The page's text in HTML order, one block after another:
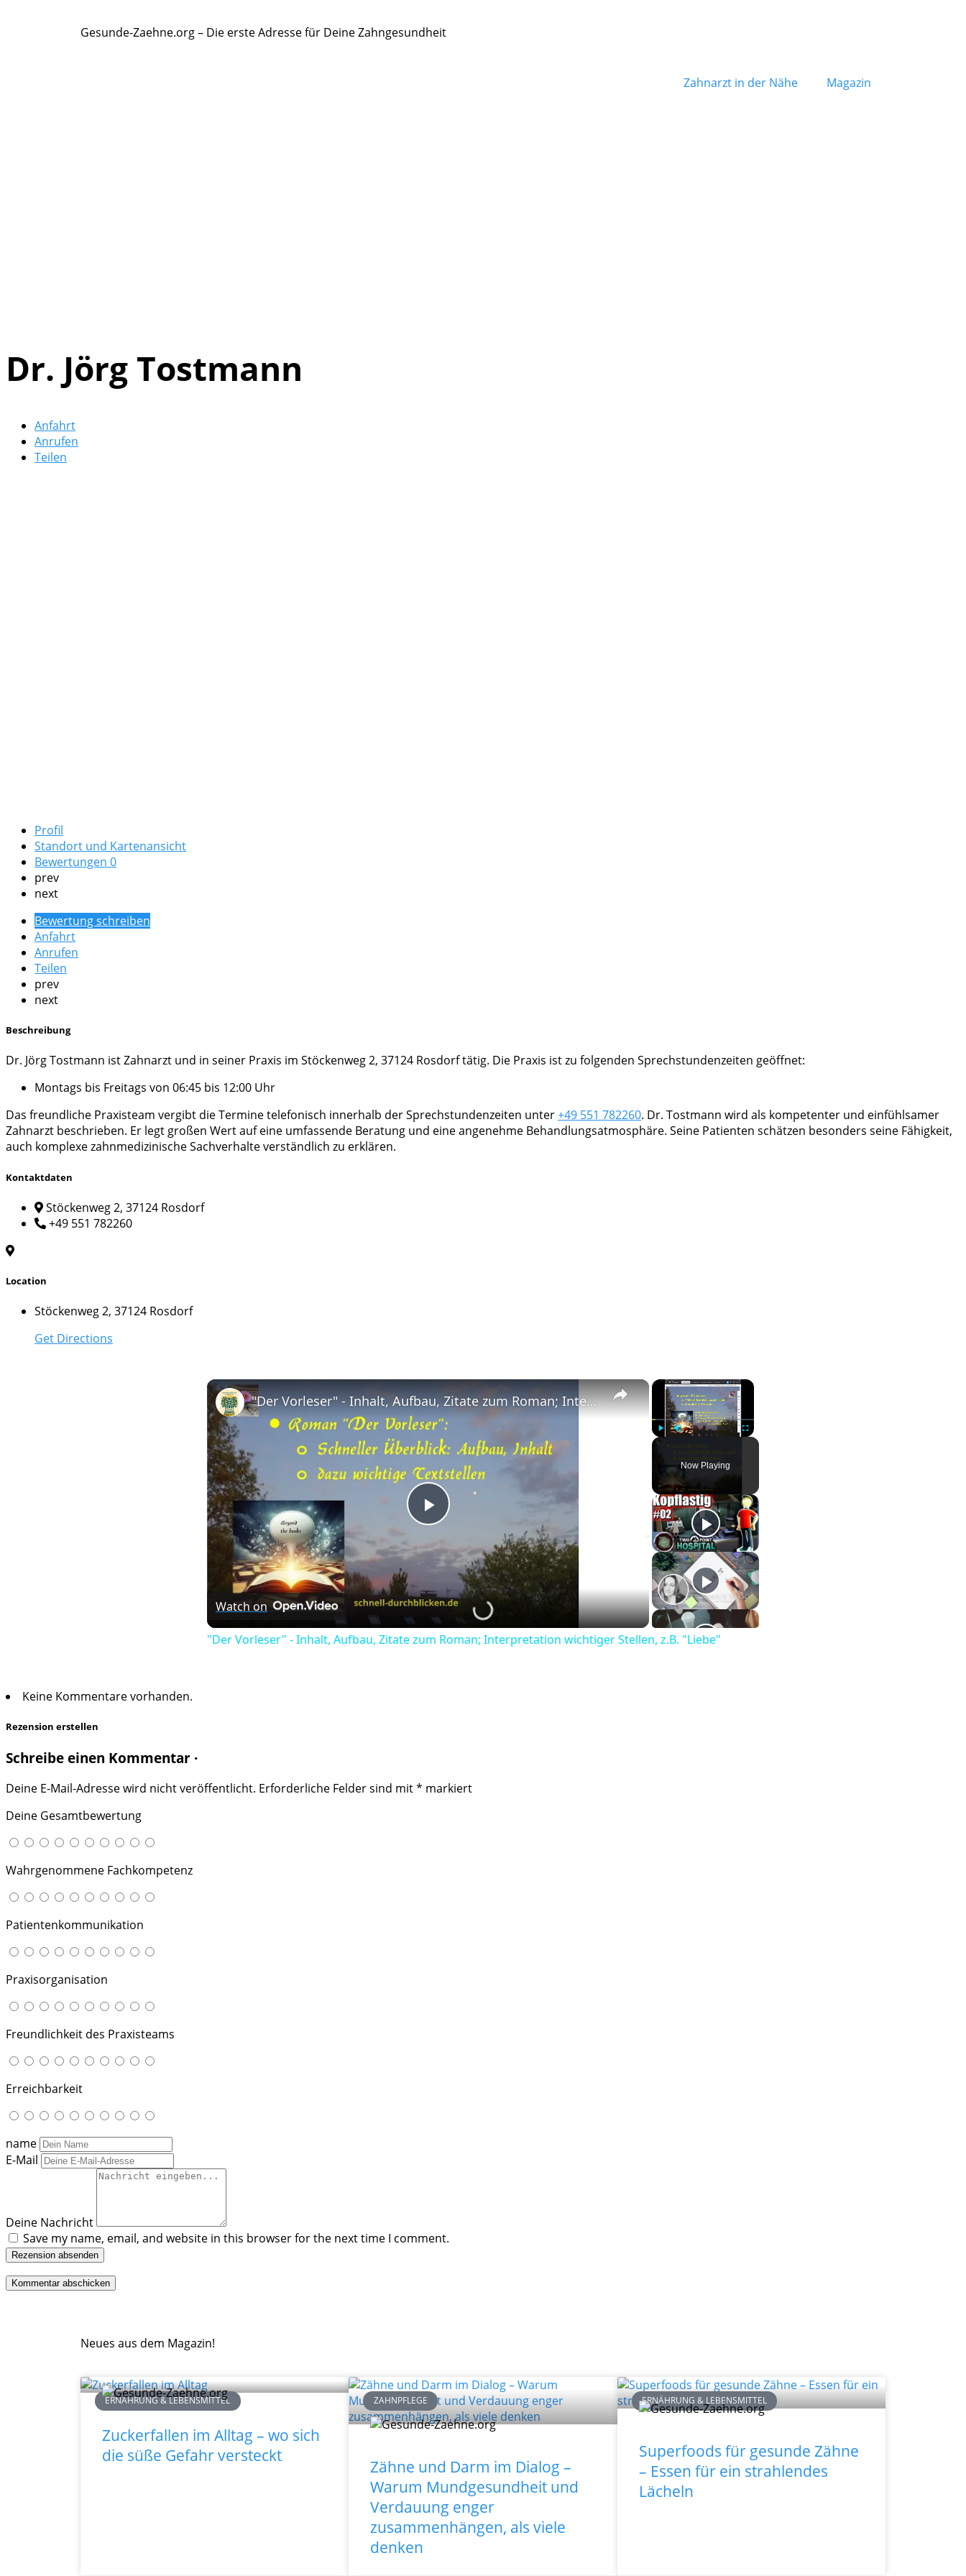
Gesunde-Zaehne.org – Die erste Adresse für Deine Zahngesundheit
Zahnarzt in der Nähe Magazin
Dr. Jörg Tostmann
Anfahrt
Anrufen
Teilen
Profil
Standort und Kartenansicht
Bewertungen 0
prev
next
Bewertung schreiben
Anfahrt
Anrufen
Teilen
prev
next
Beschreibung
Dr. Jörg Tostmann ist Zahnarzt und in seiner Praxis im Stöckenweg 2, 37124 Rosdorf tätig. Die Praxis ist zu folgenden Sprechstundenzeiten geöffnet:
Montags bis Freitags von 06:45 bis 12:00 Uhr
Das freundliche Praxisteam vergibt die Termine telefonisch innerhalb der Sprechstundenzeiten unter+49 551 782260. Dr. Tostmann wird als kompetenter und einfühlsamer
Zahnarzt beschrieben. Er legt großen Wert auf eine umfassende Beratung und eine angenehme Behandlungsatmosphäre. Seine Patienten schätzen besonders seine Fähigkeit,
auch komplexe zahnmedizinische Sachverhalte verständlich zu erklären.
Kontaktdaten
Stöckenweg 2, 37124 Rosdorf
+49 551 782260
Location
Stöckenweg 2, 37124 Rosdorf
Get Directions
×
Play Fullscreen
Now Playing
×
Play
Video
"Der Vorleser" - Inhalt, Aufbau, Zitate zum Roman; Interpretation wichtiger Stellen, z.B. "Liebe"
Watch on
"Der Vorleser" - Inhalt, Aufbau, Zitate zum Roman; Interpretation wichtiger Stellen, z.B. "Liebe"
Keine Kommentare vorhanden.
Rezension erstellen
Schreibe einen Kommentar ·
Deine E-Mail-Adresse wird nicht veröffentlicht. Erforderliche Felder sind mit* markiert
Deine Gesamtbewertung
Wahrgenommene Fachkompetenz
Patientenkommunikation
Praxisorganisation
Freundlichkeit des Praxisteams
Erreichbarkeit
name
E-Mail
Deine Nachricht
Save my name, email, and website in this browser for the next time I comment.
Rezension absenden
Neues aus dem Magazin!
ERNÄHRUNG & LEBENSMITTEL
Zuckerfallen im Alltag – wo sich
die süße Gefahr versteckt
ZAHNPFLEGE
Zähne und Darm im Dialog –
Warum Mundgesundheit und
Verdauung enger
zusammenhängen, als viele
denken
ERNÄHRUNG & LEBENSMITTEL
Superfoods für gesunde Zähne
– Essen für ein strahlendes
Lächeln